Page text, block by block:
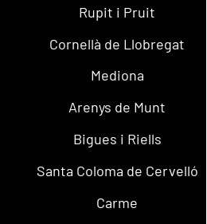
Rupit i Pruit
Cornellà de Llobregat
Mediona
Arenys de Munt
Bigues i Riells
Santa Coloma de Cervelló
Carme